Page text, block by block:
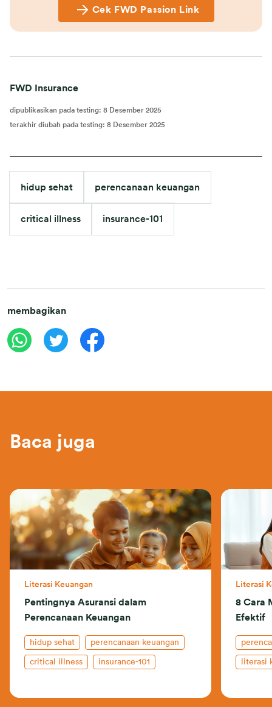
Cek FWD Passion Link
FWD Insurance
dipublikasikan pada testing: 8 Desember 2025
terakhir diubah pada testing: 8 Desember 2025
hidup sehat perencanaan keuangan
critical illness insurance-101
membagikan
Baca juga
Literasi Keuangan
Pentingnya Asuransi dalam
Perencanaan Keuangan
hidup sehat perencanaan keuangan
critical illness insurance-101
Literasi
8 Cara
Efektif
literasi